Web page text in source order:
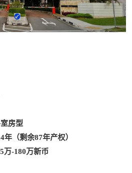
房型
（剩余87年产权）
万-180万新币